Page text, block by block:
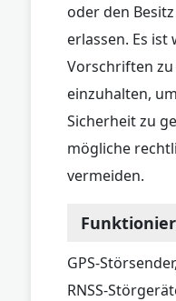
oder den
erlassen. Es ist
Vorschriften
einzuhalten,
Sicherheit zu
mögliche
vermeiden.
GPS-
RNSS-